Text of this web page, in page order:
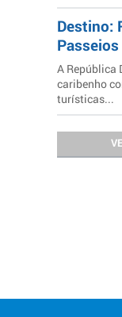
Destino:
A República
caribenho
turísticas...